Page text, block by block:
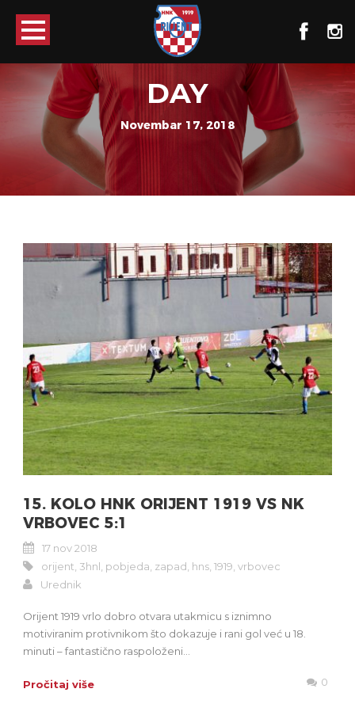
DAY
Novembar 17, 2018
15. KOLO HNK ORIJENT 1919 VS NK
VRBOVEC 5:1
17 nov 2018
orijent 3hnl pobjeda zapad hns 1919 vrbovec
Urednik
Orijent 1919 vrlo dobro otvara utakmicu s iznimno
motiviranim protivnikom što dokazuje i rani gol već u 18.
minuti – fantastično raspoloženi...
Pročitaj više 0